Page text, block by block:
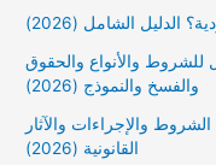
الشامل (2026)
للشروط والأنواع والحقوق
والفسخ والنموذج (2026)
والإجراءات والآثار
القانونية (2026)